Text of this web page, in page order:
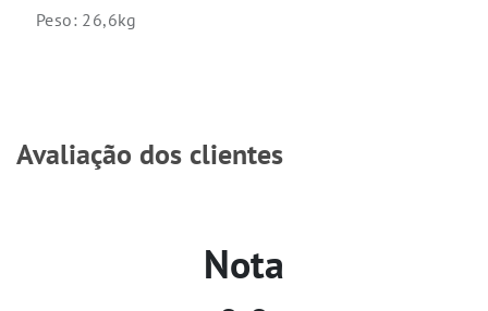
Peso: 26,6kg
Avaliação dos clientes
Nota